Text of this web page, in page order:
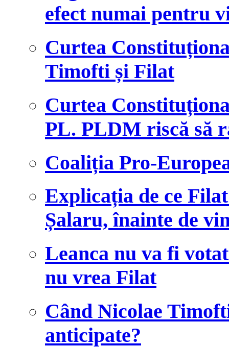
efect numai pentru
Curtea
Timofti și Filat
Curtea
PL. PLDM riscă să
Coaliția Pro-
Explicația de ce
Șalaru, înainte de
Leanca nu va fi
nu vrea Filat
Când Nicolae
anticipate?